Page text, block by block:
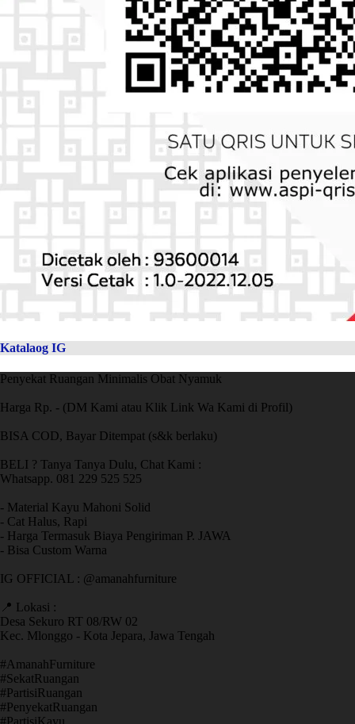
Katalaog IG
Penyekat Ruangan Minimalis Obat Nyamuk
Harga Rp. - (DM Kami atau Klik Link Wa Kami di Profil)
BISA COD, Bayar Ditempat (s&k berlaku)
BELI ? Tanya Tanya Dulu, Chat Kami :
Whatsapp. 081 229 525 525
- Material Kayu Mahoni Solid
- Cat Halus, Rapi
- Harga Termasuk Biaya Pengiriman P. JAWA
- Bisa Custom Warna
IG OFFICIAL : @amanahfurniture
📍 Lokasi :
Desa Sekuro RT 08/RW 02
Kec. Mlonggo - Kota Jepara, Jawa Tengah
​#AmanahFurniture
​#SekatRuangan
​#PartisiRuangan
​#PenyekatRuangan